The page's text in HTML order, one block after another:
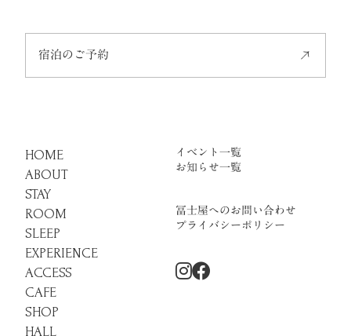
宿泊のご予約
HOME
ABOUT
STAY
ROOM
SLEEP
EXPERIENCE
ACCESS
CAFE
SHOP
HALL
イベント一覧
お知らせ一覧
冨士屋へのお問い合わせ
プライバシーポリシー